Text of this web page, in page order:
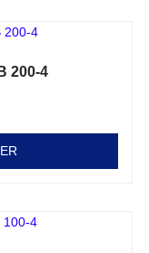
200-4